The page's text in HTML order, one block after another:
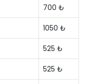
700 ₺
1050 ₺
525 ₺
525 ₺